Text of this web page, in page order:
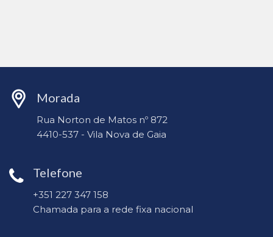
Morada
Rua Norton de Matos nº 872
4410-537 - Vila Nova de Gaia
Telefone
+351 227 347 158
Chamada para a rede fixa nacional